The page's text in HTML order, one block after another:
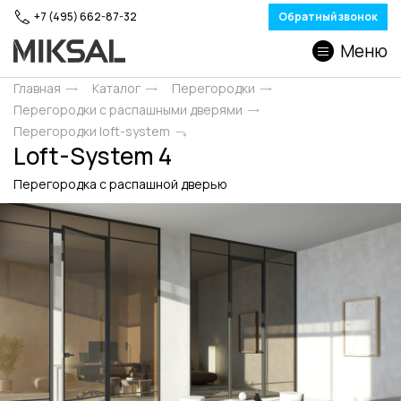
+7 (495) 662-87-32 Обратный звонок
Меню
Главная Каталог
Перегородки
Перегородки с распашными дверями
Перегородки loft-system
Loft-System 4
Перегородка с распашной дверью